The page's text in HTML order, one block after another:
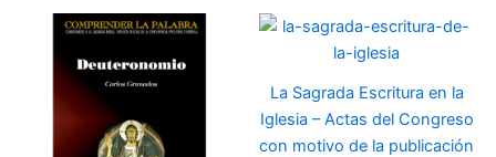
La Sagrada Escritura en la
Iglesia – Actas del Congreso
con motivo de la publicación